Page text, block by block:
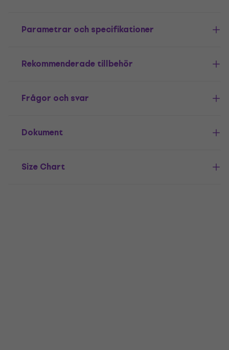
Parametrar och specifikationer
Rekommenderade tillbehör
Frågor och svar
Dokument
Size Chart